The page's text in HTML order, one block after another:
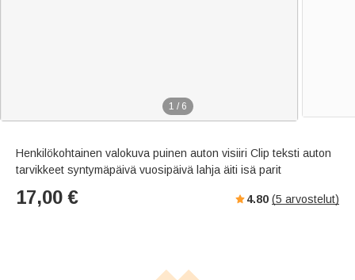
1 / 6
Henkilökohtainen valokuva puinen auton visiiri Clip teksti auton
tarvikkeet syntymäpäivä vuosipäivä lahja äiti isä parit
17,00 € 4.80 (5 arvostelut)